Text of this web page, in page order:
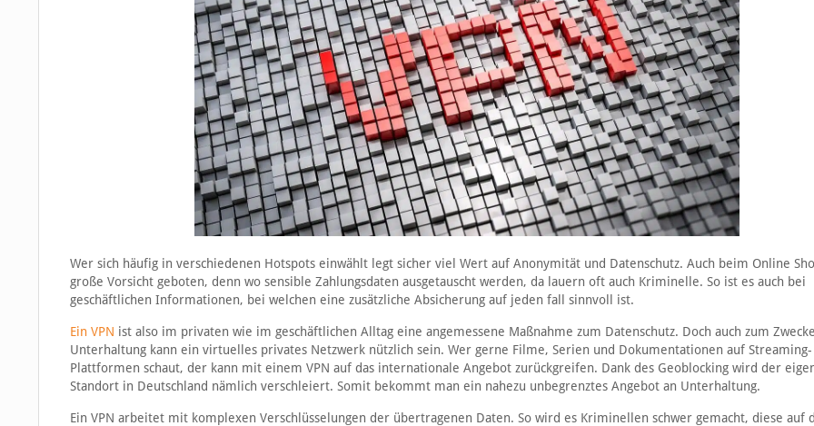
Wer sich häufig in verschiedenen Hotspots einwählt legt sicher viel Wert auf Anonymität und Datenschutz. Auch beim Online
große Vorsicht geboten, denn wo sensible Zahlungsdaten ausgetauscht werden, da lauern oft auch Kriminelle. So ist es auch bei
geschäftlichen Informationen, bei welchen eine zusätzliche Absicherung auf jeden fall sinnvoll ist.
Ein VPN ist also im privaten wie im geschäftlichen Alltag eine angemessene Maßnahme zum Datenschutz. Doch auch zum
Unterhaltung kann ein virtuelles privates Netzwerk nützlich sein. Wer gerne Filme, Serien und Dokumentationen auf Streaming-
Plattformen schaut, der kann mit einem VPN auf das internationale Angebot zurückgreifen. Dank des Geoblocking wird der
Standort in Deutschland nämlich verschleiert. Somit bekommt man ein nahezu unbegrenztes Angebot an Unterhaltung.
Ein VPN arbeitet mit komplexen Verschlüsselungen der übertragenen Daten. So wird es Kriminellen schwer gemacht, diese auf